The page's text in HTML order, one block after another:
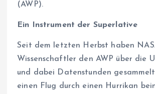
(AWP).
Ein Instrument der Superlative
Seit dem letzten Herbst haben
Wissenschaftler den AWP über die
und dabei Datenstunden
einen Flug durch einen Hurrikan